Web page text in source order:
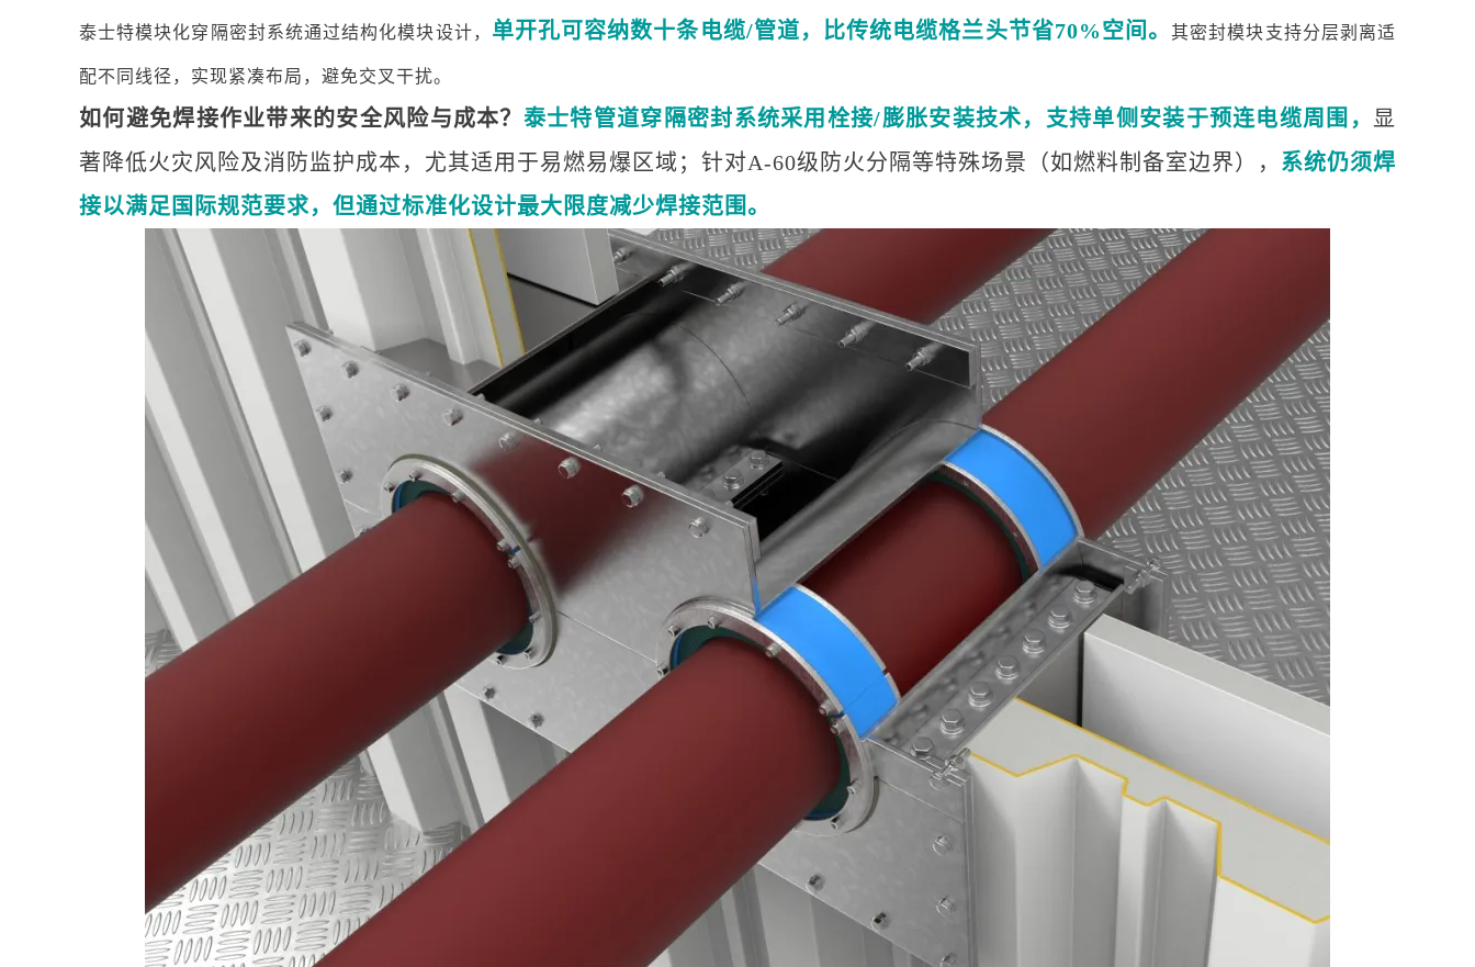
泰士特模块化穿隔密封系统通过结构化模块设计， 单开孔可容纳数十条电缆/管道，比传统电缆格兰头节省70%空间。其密封模块支持分层剥离适
配不同线径，实现紧凑布局，避免交叉干扰。
如何避免焊接作业带来的安全风险与成本？ 泰士特管道穿隔密封系统采用栓接/膨胀安装技术，支持单侧安装于预连电缆周围， 显
著降低火灾风险及消防监护成本，尤其适用于易燃易爆区域；针对A-60级防火分隔等特殊场景（如燃料制备室边界）， 系统仍须焊
接以满足国际规范要求，但通过标准化设计最大限度减少焊接范围。